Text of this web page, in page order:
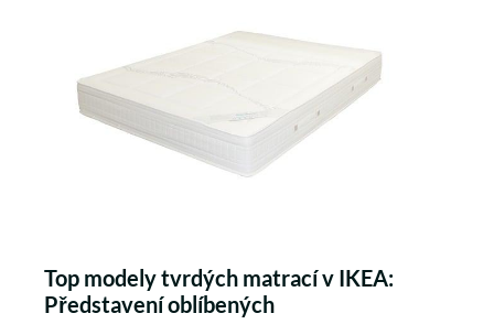
Top modely tvrdých matrací‌ v IKEA:
Představení oblíbených